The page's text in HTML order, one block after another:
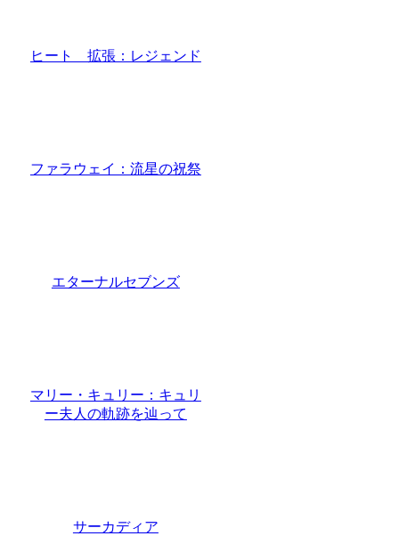
ヒート 拡張：レジェンド
ファラウェイ：流星の祝祭
エターナルセブンズ
マリー・キュリー：キュリ
ー夫人の軌跡を辿って
サーカディア